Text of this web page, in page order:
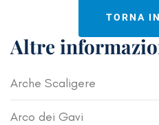
TORNA
Altre
Arche Scaligere
Arco dei Gavi